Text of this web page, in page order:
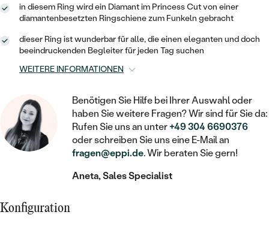
AUSSERGEWÖHNLICHE
GEHÄMMERTE
VON HAND GRAVIERTE
MIT FÜLLUNG
IM SET
WÄHLE EINEN RING
LAB GROWN DIAMANTEN ZUM
EINFASSEN
FARBIGE DIAMANTEN ZUM EINFASSEN
MIT DIAMANT
SCHMUCKSET
SCHMUCK FÜR KINDER
BROSCHEN
SCHMUCKZUBEHÖR
NACH MATERIAL
OHRHÄNGER
SOLITÄR
HERZ
KINDER
PIERCINGS
PERSONALISIERT
MIT STERNZEICHEN
MEDAILLON
KETTEN
HERZKETTEN
MIT TIEREN
NACH STYL
MEMOIRE
MINIMALISTISCHE
STATEMENT
SIEGELRINGE
PERSONALISIERT
MIT DIAMANT
in diesem Ring wird ein Diamant im Princess Cut von einer
diamantenbesetzten Ringschiene zum Funkeln gebracht
dieser Ring ist wunderbar für alle, die einen eleganten und doch
beeindruckenden Begleiter für jeden Tag suchen
WEITERE INFORMATIONEN
Benötigen Sie Hilfe bei Ihrer Auswahl oder
haben Sie weitere Fragen? Wir sind für Sie da:
Rufen Sie uns an unter+49 304 6690376
oder schreiben Sie uns eine E-Mail an
fragen@eppi.de. Wir beraten Sie gern!
Aneta, Sales Specialist
Konfiguration